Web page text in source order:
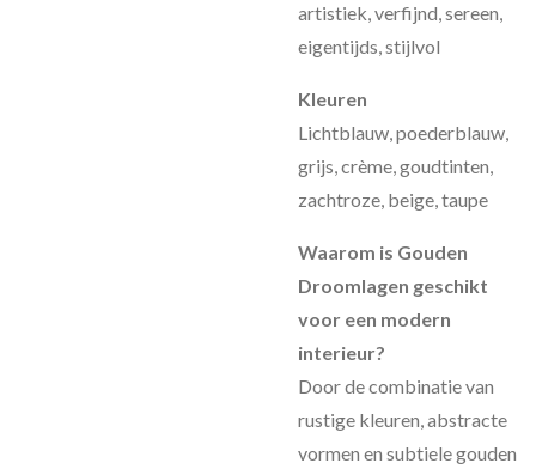
artistiek, verfijnd, sereen,
eigentijds, stijlvol
Kleuren
Lichtblauw, poederblauw,
grijs, crème, goudtinten,
zachtroze, beige, taupe
Waarom is Gouden
Droomlagen geschikt
voor een modern
interieur?
Door de combinatie van
rustige kleuren, abstracte
vormen en subtiele gouden